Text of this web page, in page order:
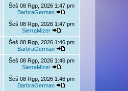
Šeš 08 Rgp, 2026 1:47 pm
BarbraGerman
Šeš 08 Rgp, 2026 1:47 pm
SierraMizer
Šeš 08 Rgp, 2026 1:46 pm
BarbraGerman
Šeš 08 Rgp, 2026 1:46 pm
SierraMizer
Šeš 08 Rgp, 2026 1:46 pm
BarbraGerman